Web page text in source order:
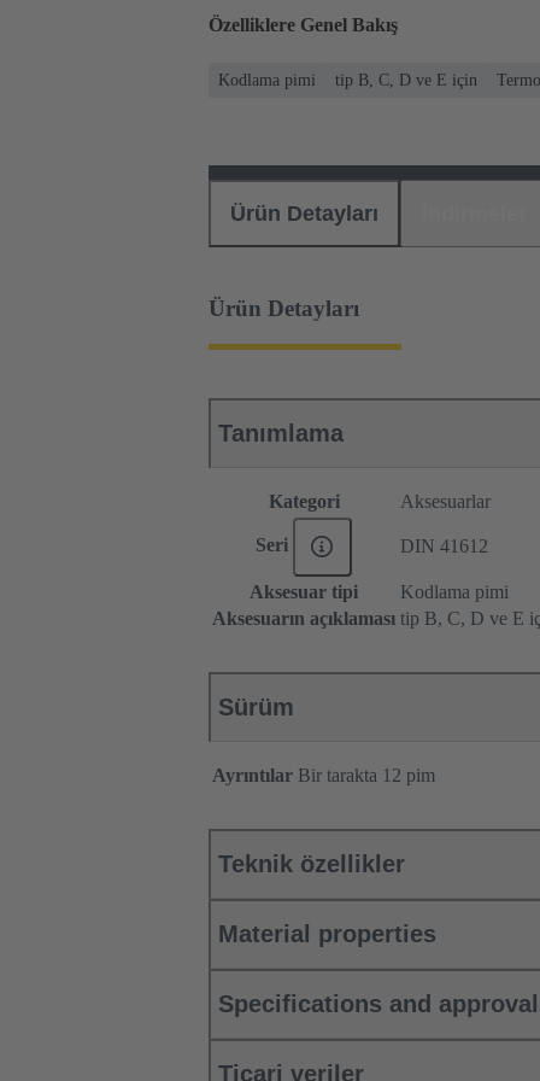
Özelliklere Genel Bakış
Kodlama pimi tip B, C, D ve E için
Ürün Detayları
Ürün Detayları
Tanımlama
Kategori Aksesuarlar
Seri DIN 41612
Aksesuar tipi
Kodlama pimi
Aksesuarın açıklaması tip B, C, D ve E
Sürüm
Ayrıntılar Bir tarakta 12 pim
Teknik özellikler
Material properties
Specifications and
Ticari veriler